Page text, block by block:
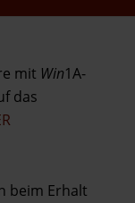
mit Win1A-
das
beim Erhalt